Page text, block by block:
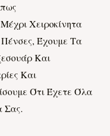
Χειροκίνητα
Πένσες, Έχουμε Τα
Και
Και
Ότι Έχετε Όλα
Σας.